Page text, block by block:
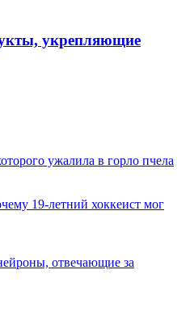
укрепляющие
ужалила в горло пчела
19-летний хоккеист мог
отвечающие за